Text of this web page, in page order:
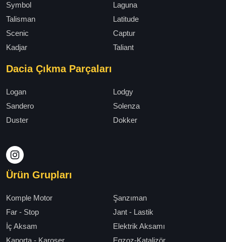
Symbol
Laguna
Talisman
Latitude
Scenic
Captur
Kadjar
Taliant
Dacia Çıkma Parçaları
Logan
Lodgy
Sandero
Solenza
Duster
Dokker
Ürün Grupları
Komple Motor
Şanzıman
Far - Stop
Jant - Lastik
İç Aksam
Elektrik Aksamı
Kaporta - Karoser
Egzoz-Katalizör